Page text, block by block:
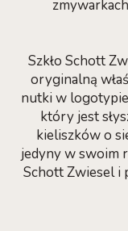
Szkło Schott
oryginalną
nutki w
który jest
kieliszków o
jedyny w swoim
Schott Zwiesel i